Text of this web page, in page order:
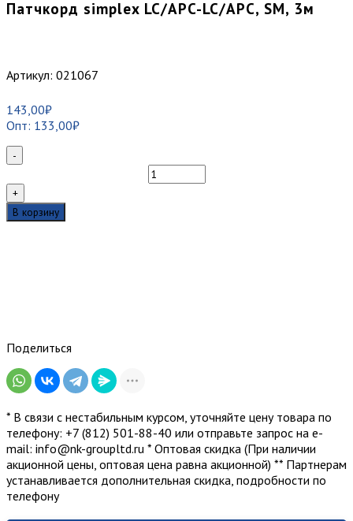
Патчкорд simplex LC/APC-LC/APC, SM, 3м
Артикул: 021067
143,00₽
Опт: 133,00₽
-
Количество
товара
+
В корзину
Поделиться
* В связи с нестабильным курсом, уточняйте цену товара по
телефону: +7 (812) 501-88-40 или отправьте запрос на е-
mail: info@nk-groupltd.ru * Оптовая скидка (При наличии
акционной цены, оптовая цена равна акционной) ** Партнерам
устанавливается дополнительная скидка, подробности по
телефону